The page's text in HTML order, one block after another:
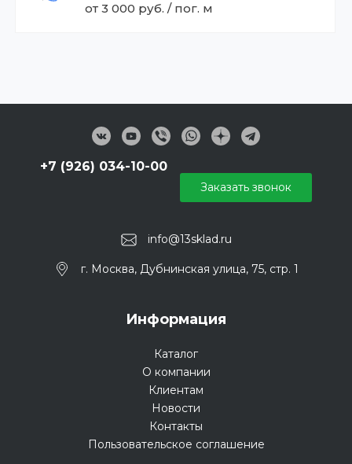
от 3 000 руб. / пог. м
info@13sklad.ru
+7 (926) 034-10-00
г. Москва, Дубнинская улица, 75, стр. 1
Заказать звонок
Информация
Каталог
О компании
Клиентам
Новости
Контакты
Пользовательское соглашение